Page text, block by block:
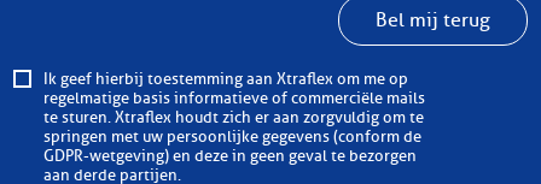
Bel mij terug
Ik geef hierbij toestemming aan Xtraflex om me op
regelmatige basis informatieve of commerciële mails
te sturen. Xtraflex houdt zich er aan zorgvuldig om te
springen met uw persoonlijke gegevens (conform de
GDPR-wetgeving) en deze in geen geval te bezorgen
aan derde partijen.